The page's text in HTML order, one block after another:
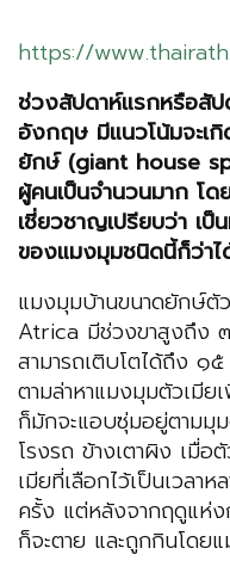
https://
ช่วงสัปดาห์แรกหรือสั
อังกฤษ มีแนวโน้มจะเ
ยักษ์ (giant house
ผู้คนเป็นจำนวนมาก โ
เชี่ยวชาญเปรียบว่า เ
ของแมงมุมชนิดนี้ก็ว่าไ
แมงมุมบ้านขนาดยักษ์ตั
Atrica มีช่วงขาสูงถึง
สามารถเติบโตได้ถึง
ตามล่าหาแมงมุมตัวเมี
ก็มักจะแอบซุ่มอยู่ตามมุ
โรงรถ ข้างเตาผิง เมื่
เมียที่เลือกไว้เป็นเวลา
ครั้ง แต่หลังจากฤดูแห่
ก็จะตาย และถูกกินโดย